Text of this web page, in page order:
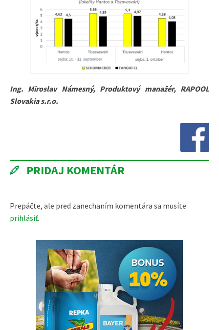
Ing. Miroslav Námesný, Produktový manažér, RAPOOL
Slovakia s.r.o.
PRIDAJ KOMENTÁR
Prepáčte, ale pred zanechaním komentára sa musíte
prihlásiť.